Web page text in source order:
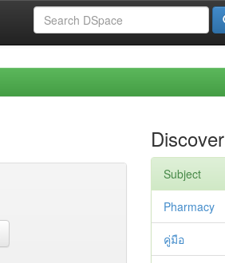
Discover
Subject
Pharmacy
คู่มือ